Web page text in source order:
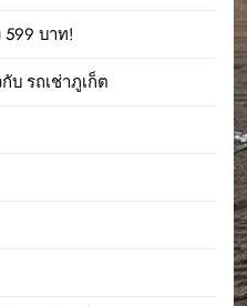
599 บาท!
บ รถเช่าภูเก็ต